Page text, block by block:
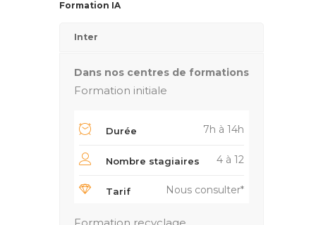
Formation IA
Inter
Dans nos centres de formations
Formation initiale
Durée 7h à 14h
Nombre stagiaires 4 à 12
Tarif Nous consulter*